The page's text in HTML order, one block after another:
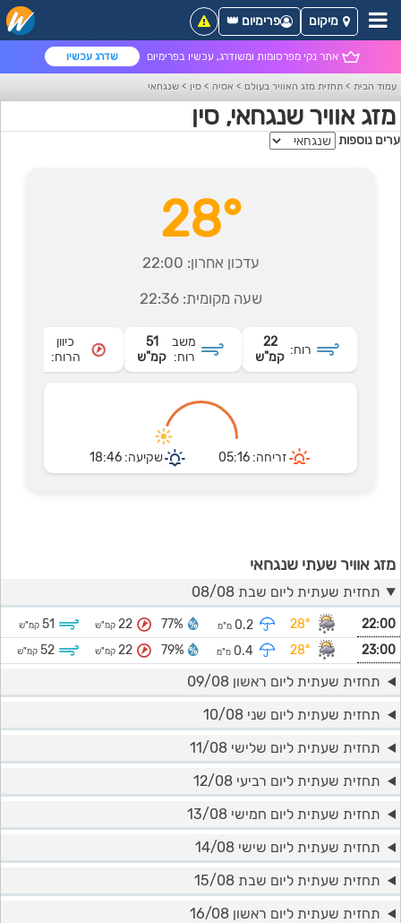
אתר נקי מפרסומות ומשודרג, עכשיו בפרימיום שדרג עכשיו
מיקום פרימיום 👑
עמוד הבית > תחזית מזג האוויר בעולם > אסיה > סין > שנגחאי
מזג אוויר שנגחאי, סין
ערים נוספות
28°
עדכון אחרון: 22:00
שעה מקומית:22:36
רוח:
22
קמ"ש
משב
רוח:
51
קמ"ש
כיוון
הרוח:
זריחה: 05:16 שקיעה: 18:46
מזג אוויר שעתי שנגחאי
תחזית שעתית ליום שבת 08/08
22:00
28°
0.2 מ"מ 77%
22 קמ"ש 51 קמ"ש
23:00
28° מ"מ 79%
22 קמ"ש 52 קמ"ש
תחזית שעתית ליום ראשון 09/08
תחזית שעתית ליום שני 10/08
תחזית שעתית ליום שלישי 11/08
תחזית שעתית ליום רביעי 12/08
תחזית שעתית ליום חמישי 13/08
תחזית שעתית ליום שישי 14/08
תחזית שעתית ליום שבת 15/08
תחזית שעתית ליום ראשון 16/08